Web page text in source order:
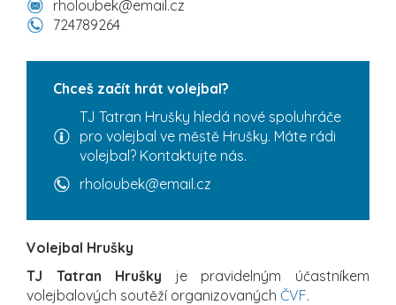
rholoubek@email.cz
724789264
Chceš začít hrát volejbal?
TJ Tatran Hrušky hledá nové spoluhráče
pro volejbal ve městě Hrušky. Máte rádi
volejbal? Kontaktujte nás.
rholoubek@email.cz
Volejbal Hrušky
TJ Tatran Hrušky je pravidelným účastníkem
volejbalových soutěží organizovaných ČVF.